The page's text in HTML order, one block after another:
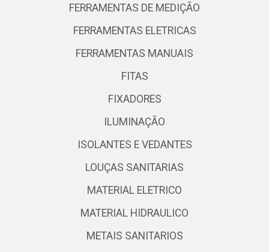
FERRAMENTAS DE MEDIÇÃO
FERRAMENTAS ELETRICAS
FERRAMENTAS MANUAIS
FITAS
FIXADORES
ILUMINAÇÃO
ISOLANTES E VEDANTES
LOUÇAS SANITARIAS
MATERIAL ELETRICO
MATERIAL HIDRAULICO
METAIS SANITARIOS